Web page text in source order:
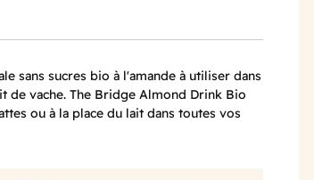
sans sucres bio à l'amande à utiliser dans
de vache. The Bridge Almond Drink Bio
ou à la place du lait dans toutes vos